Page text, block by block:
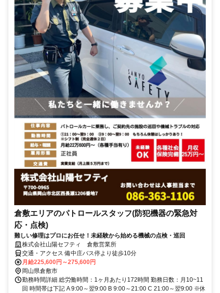
倉敷エリアのパトロールスタッフ(防犯機器の緊急対
応・点検)
難しい修理はプロにお任せ！未経験から始める機械の点検・巡回
株式会社山陽セフティ 倉敷営業所
交通・アクセス 備中庄バス停より徒歩10分
月給225,600円～275,600円
岡山県倉敷市
勤務時間詳細 総労働時間：1ヶ月あたり172時間 勤務日数：月10~11
回 時間帯は下記 A 9:00～翌9:00 B 9:00～21:00 C 21:00～翌9:00 ※休